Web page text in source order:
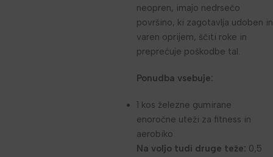
neopren, imajo nedrsečo
površino, ki zagotavlja udoben in
varen oprijem, ščiti roke in
preprečuje poškodbe tal.
Ponudba vsebuje:
1 kos železne gumirane
enoročne uteži za fitness in
aerobiko
Na voljo tudi druge teže: 0,5